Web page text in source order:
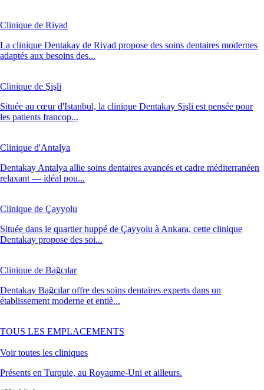
Clinique de Riyad
La clinique Dentakay de Riyad propose des soins dentaires modernes
adaptés aux besoins des...
Clinique de Şişli
Située au cœur d'Istanbul, la clinique Dentakay Şişli est pensée pour
les patients francop...
Clinique d'Antalya
Dentakay Antalya allie soins dentaires avancés et cadre méditerranéen
relaxant — idéal pou...
Clinique de Çayyolu
Située dans le quartier huppé de Çayyolu à Ankara, cette clinique
Dentakay propose des soi...
Clinique de Bağcılar
Dentakay Bağcılar offre des soins dentaires experts dans un
établissement moderne et entiè...
TOUS LES EMPLACEMENTS
Voir toutes les cliniques
Présents en Turquie, au Royaume-Uni et ailleurs.